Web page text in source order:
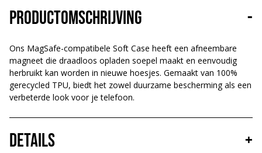
Productomschrijving -
Ons MagSafe-compatibele Soft Case heeft een afneembare
magneet die draadloos opladen soepel maakt en eenvoudig
herbruikt kan worden in nieuwe hoesjes. Gemaakt van 100%
gerecycled TPU, biedt het zowel duurzame bescherming als een
verbeterde look voor je telefoon.
Details +